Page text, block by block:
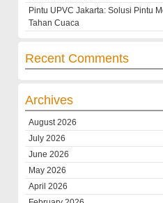
Pintu UPVC Jakarta: Solusi Pintu
Tahan Cuaca
Recent Comments
Archives
August 2026
July 2026
June 2026
May 2026
April 2026